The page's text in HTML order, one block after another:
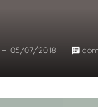
05/07/2018